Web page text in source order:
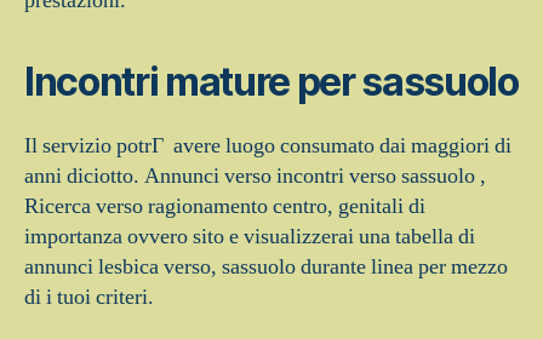
Incontri mature per sassuolo
Il servizio potrГ avere luogo consumato dai maggiori di
anni diciotto. Annunci verso incontri verso sassuolo ,
Ricerca verso ragionamento centro, genitali di
importanza ovvero sito e visualizzerai una tabella di
annunci lesbica verso, sassuolo durante linea per mezzo
di i tuoi criteri.